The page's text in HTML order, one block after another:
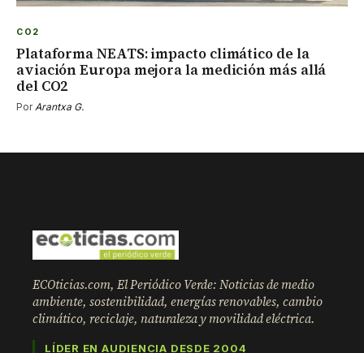
CO2
Plataforma NEATS: impacto climático de la
aviación Europa mejora la medición más allá
del CO2
PorArantxa G.
ECOticias.com, El Periódico Verde: Noticias de medio
ambiente, sostenibilidad, energías renovables, cambio
climático, reciclaje, naturaleza y movilidad eléctrica.
LÍDER EN AUDIENCIA DESDE 2004